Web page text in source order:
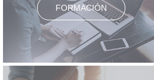
FORMACIÓN